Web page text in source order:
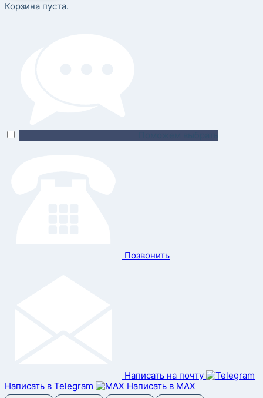
Корзина пуста.
Позвонить
Написать на почту
Написать в Telegram
Написать в MAX